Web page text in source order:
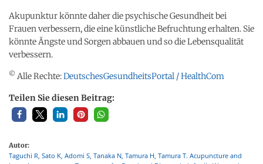
Akupunktur könnte daher die psychische Gesundheit bei
Frauen verbessern, die eine künstliche Befruchtung erhalten. Sie
könnte Ängste und Sorgen abbauen und so die Lebensqualität
verbessern.
© Alle Rechte:DeutschesGesundheitsPortal / HealthCom
Teilen Sie diesen Beitrag:
Autor:
Taguchi R, Sato K, Adomi S, Tanaka N, Tamura H, Tamura T. Acupuncture and